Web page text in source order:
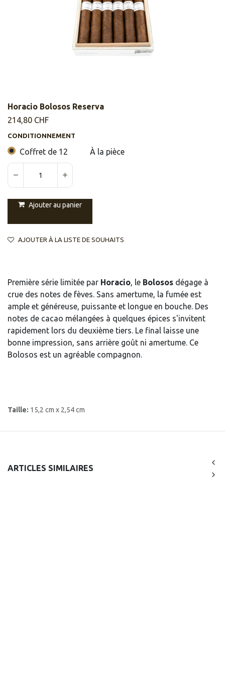
Horacio Bolosos Reserva
214,80 CHF
CONDITIONNEMENT
Coffret de 12 À la pièce
Ajouter au panier
AJOUTER À LA LISTE DE SOUHAITS
Première série limitée par Horacio, le Bolosos dégage à
crue des notes de fèves. Sans amertume, la fumée est
ample et généreuse, puissante et longue en bouche. Des
notes de cacao mélangées à quelques épices s'invitent
rapidement lors du deuxième tiers. Le final laisse une
bonne impression, sans arrière goût ni amertume. Ce
Bolosos est un agréable compagnon.
Taille: 15,2 cm x 2,54 cm
ARTICLES SIMILAIRES